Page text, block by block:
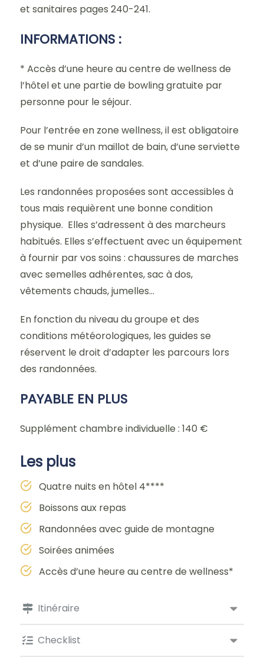
Itinéraire
Checklist
et sanitaires pages 240-241.
INFORMATIONS :
* Accès d’une heure au centre de wellness de
l’hôtel et une partie de bowling gratuite par
personne pour le séjour.
Pour l’entrée en zone wellness, il est obligatoire
de se munir d’un maillot de bain, d’une serviette
et d’une paire de sandales.
Les randonnées proposées sont accessibles à
tous mais requièrent une bonne condition
physique. Elles s’adressent à des marcheurs
habitués. Elles s’effectuent avec un équipement
à fournir par vos soins : chaussures de marches
avec semelles adhérentes, sac à dos,
vêtements chauds, jumelles…
En fonction du niveau du groupe et des
conditions météorologiques, les guides se
réservent le droit d’adapter les parcours lors
des randonnées.
PAYABLE EN PLUS
Supplément chambre individuelle : 140 €
Les plus
Quatre nuits en hôtel 4****
Boissons aux repas
Randonnées avec guide de montagne
Soirées animées
Accès d’une heure au centre de wellness*